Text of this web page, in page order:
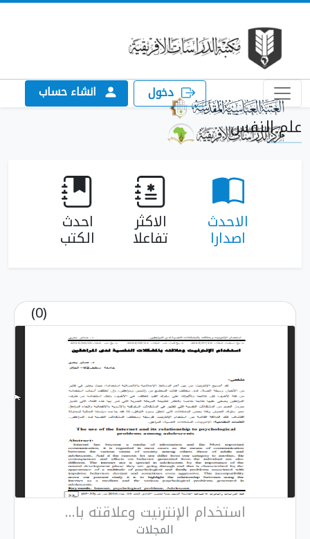
دخول انشاء حساب
علم النفس
الاحدث
اصدارا
الاكثر
تفاعلا
احدث
الكتب
(0)
استخدام الإنترنيت وعلاقته با...
المجلات